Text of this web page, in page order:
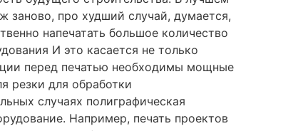
заново, про худший случай, думается,
напечатать большое количество
И это касается не только
перед печатью необходимы мощные
резки для обработки
случаях полиграфическая
Например, печать проектов